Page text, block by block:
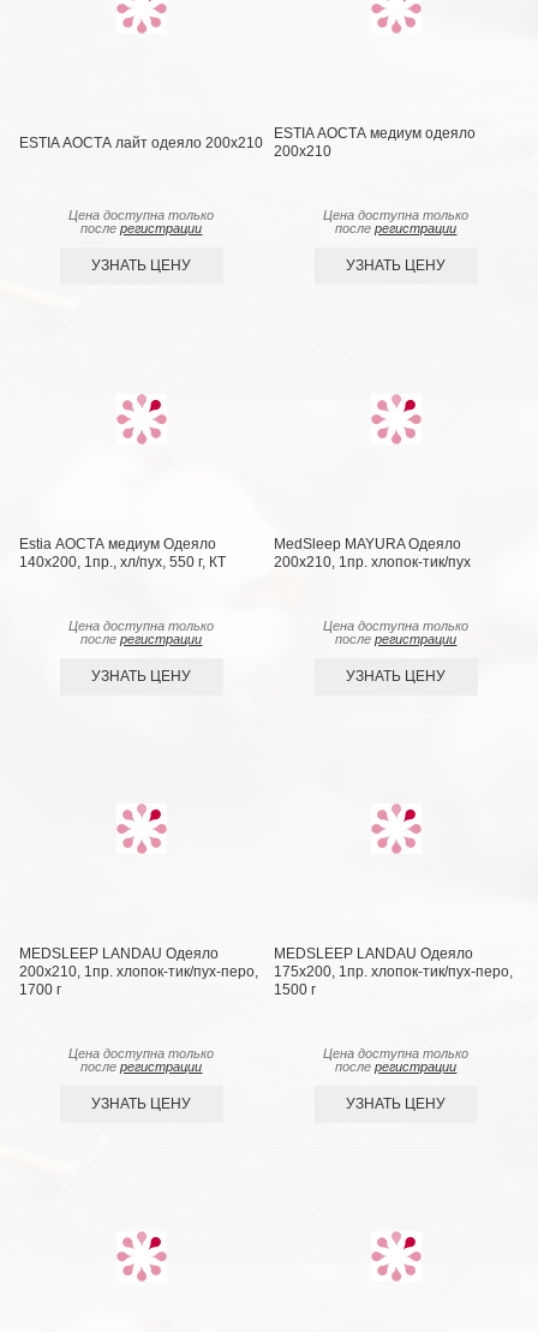
ESTIA АОСТА лайт одеяло 200x210
Цена доступна только
послерегистрации
УЗНАТЬ ЦЕНУ
ESTIA АОСТА медиум одеяло
200x210
Цена доступна только
послерегистрации
УЗНАТЬ ЦЕНУ
Estia АОСТА медиум Одеяло
140x200, 1пр., хл/пух, 550 г, КТ
Цена доступна только
послерегистрации
УЗНАТЬ ЦЕНУ
MedSleep MAYURA Одеяло
200х210, 1пр. хлопок-тик/пух
Цена доступна только
послерегистрации
УЗНАТЬ ЦЕНУ
MEDSLEEP LANDAU Одеяло
200х210, 1пр. хлопок-тик/пух-перо,
1700 г
Цена доступна только
послерегистрации
УЗНАТЬ ЦЕНУ
MEDSLEEP LANDAU Одеяло
175х200, 1пр. хлопок-тик/пух-перо,
1500 г
Цена доступна только
послерегистрации
УЗНАТЬ ЦЕНУ